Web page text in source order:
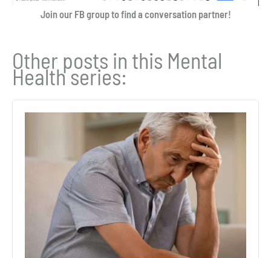
Join our FB group to find a conversation partner!
Other posts in this Mental
Health series: